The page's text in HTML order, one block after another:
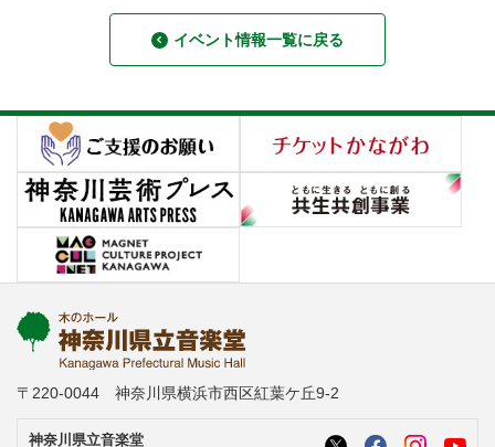
イベント情報一覧に戻る
〒220-0044 神奈川県横浜市西区紅葉ケ丘9-2
神奈川県立音楽堂